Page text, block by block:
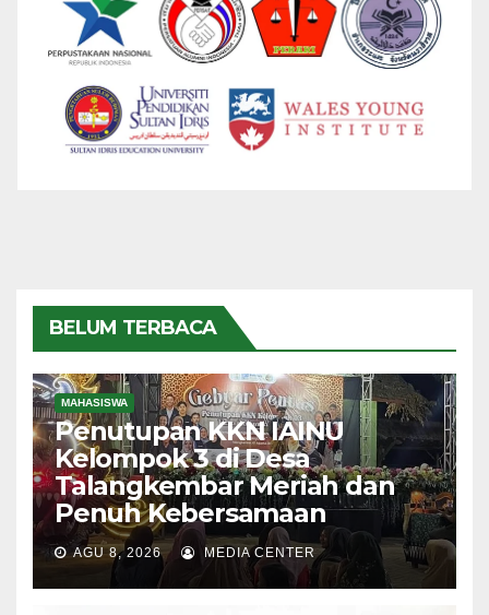
BELUM TERBACA
MAHASISWA
Penutupan KKN IAINU
Kelompok 3 di Desa
Talangkembar Meriah dan
Penuh Kebersamaan
AGU 8, 2026 MEDIA CENTER